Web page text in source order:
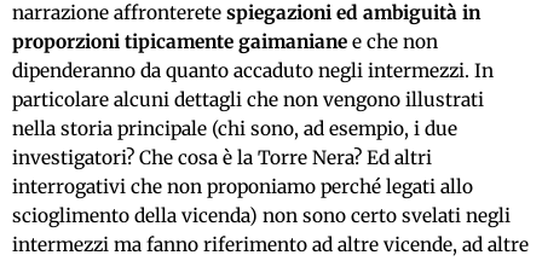
narrazione affronterete spiegazioni ed ambiguità in
proporzioni tipicamente gaimaniane e che non
dipenderanno da quanto accaduto negli intermezzi. In
particolare alcuni dettagli che non vengono illustrati
nella storia principale (chi sono, ad esempio, i due
investigatori? Che cosa è la Torre Nera? Ed altri
interrogativi che non proponiamo perché legati allo
scioglimento della vicenda) non sono certo svelati negli
intermezzi ma fanno riferimento ad altre vicende, ad altre